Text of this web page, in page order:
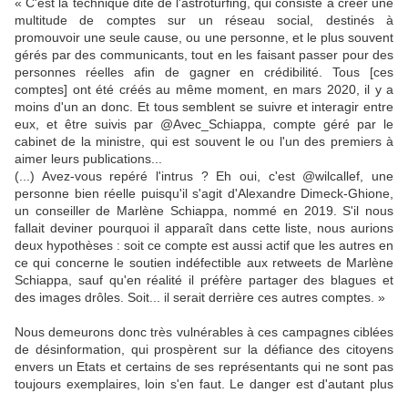
multitude de comptes sur un réseau social, destinés à
promouvoir une seule cause, ou une personne, et le plus souvent
gérés par des communicants, tout en les faisant passer pour des
personnes réelles afin de gagner en crédibilité. Tous [ces
comptes] ont été créés au même moment, en mars 2020, il y a
moins d'un an donc. Et tous semblent se suivre et interagir entre
eux, et être suivis par @Avec_Schiappa, compte géré par le
cabinet de la ministre, qui est souvent le ou l'un des premiers à
aimer leurs publications...
(...) Avez-vous repéré l'intrus ? Eh oui, c'est @wilcallef, une
personne bien réelle puisqu'il s'agit d'Alexandre Dimeck-Ghione,
un conseiller de Marlène Schiappa, nommé en 2019. S'il nous
fallait deviner pourquoi il apparaît dans cette liste, nous aurions
deux hypothèses : soit ce compte est aussi actif que les autres en
ce qui concerne le soutien indéfectible aux retweets de Marlène
Schiappa, sauf qu'en réalité il préfère partager des blagues et
des images drôles. Soit... il serait derrière ces autres comptes. »
Nous demeurons donc très vulnérables à ces campagnes ciblées
de désinformation, qui prospèrent sur la défiance des citoyens
envers un Etats et certains de ses représentants qui ne sont pas
toujours exemplaires, loin s'en faut. Le danger est d'autant plus